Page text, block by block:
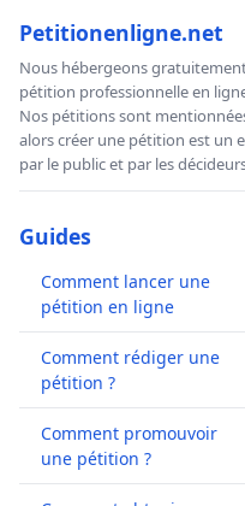
Petitionenligne.net
Nous hébergeons
pétition professionnelle en
Nos pétitions sont
alors créer une pétition est un
par le public et par les
Guides
Comment lancer une
pétition en ligne
Comment rédiger une
pétition ?
Comment promouvoir
une pétition ?